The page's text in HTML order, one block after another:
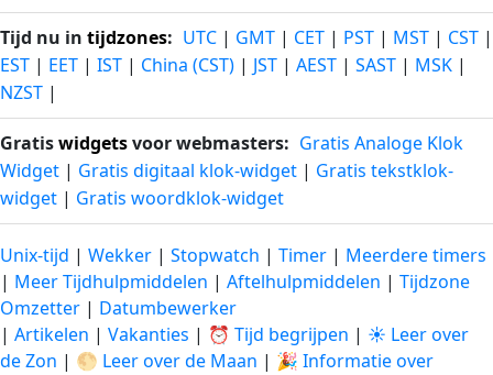
Tijd nu in tijdzones: UTC | GMT | CET | PST | MST | CST |
EST | EET | IST | China (CST) | JST | AEST | SAST | MSK |
NZST |
Gratiswidgetsvoor webmasters: Gratis Analoge Klok
Widget | Gratis digitaal klok-widget | Gratis tekstklok-
widget | Gratis woordklok-widget
Unix-tijd | Wekker | Stopwatch | Timer | Meerdere timers
| Meer Tijdhulpmiddelen | Aftelhulpmiddelen | Tijdzone
Omzetter | Datumbewerker
| Artikelen | Vakanties | ⏰ Tijd begrijpen | ☀️ Leer over
de Zon | 🌕 Leer over de Maan | 🎉 Informatie over